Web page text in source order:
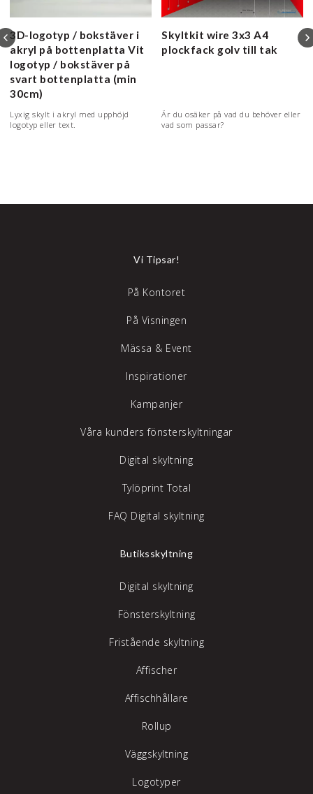
3D-logotyp / bokstäver i
akryl på bottenplatta Vit
logotyp / bokstäver på
svart bottenplatta (min
30cm)
Lyxig skylt i akryl med upphöjd
logotyp eller text.
Skyltkit wire 3x3 A4
plockfack golv till tak
Är du osäker på vad du behöver eller
vad som passar?
Vi Tipsar!
På Kontoret
På Visningen
Mässa & Event
Inspirationer
Kampanjer
Våra kunders fönsterskyltningar
Digital skyltning
Tylöprint Total
FAQ Digital skyltning
Butiksskyltning
Digital skyltning
Fönsterskyltning
Fristående skyltning
Affischer
Affischhållare
Rollup
Väggskyltning
Logotyper